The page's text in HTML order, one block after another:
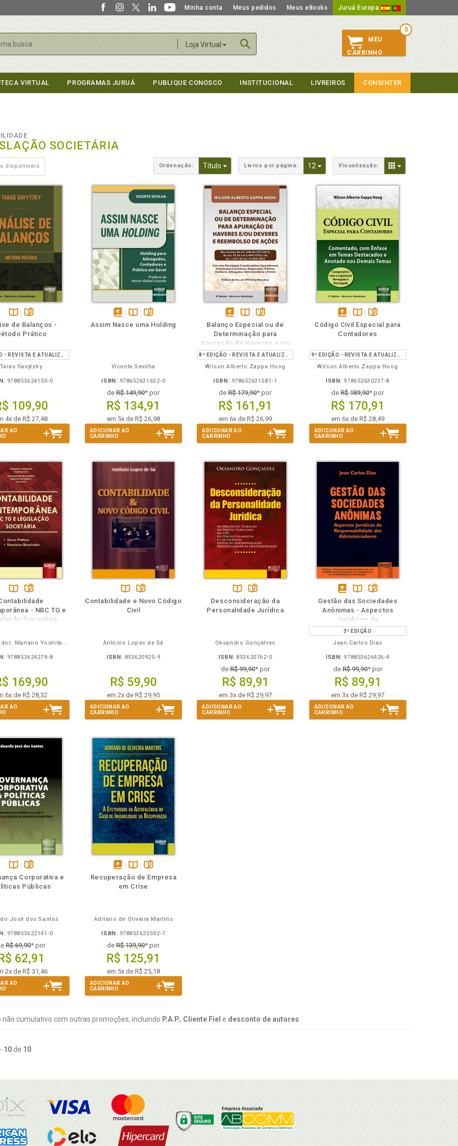
Minha conta Meus pedidos Meus eBooks Juruá Europa
Loja Virtual
0
MEU
CARRINHO
VIRTUAL PROGRAMAS JURUÁ PUBLIQUE CONOSCO INSTITUCIONAL LIVREIROS CONSINTER
SOCIETÁRIA
disponíveis Ordenação: Título Toggle Dropdown
Livros por página: 12 Toggle Dropdown
Visualização: Toggle Dropdown
Disponível
na
páginas
de Balanços -
Prático
Taras Savytzky
978853624150-0
109,90
4x de R$ 27,48
AO
disponívelDisponível
páginas
Assim Nasce uma Holding
Vicente Sevilha
ISBN: 978652631632-0
deR$ 149,90* por
R$ 134,91
em 5x de R$ 26,98
ADICIONAR AO
CARRINHO
disponível
em
eBook
Disponível
na
B.V.
páginas
Balanço Especial ou de
Determinação para
Apuração de Haveres e/ou
Deveres e Reembolso de
Ações
Wilson Alberto Zappa Hoog
ISBN: 978652631581-1
deR$ 179,90* por
R$ 161,91
em 6x de R$ 26,99
ADICIONAR AO
CARRINHO
disponível
em
Também
Disponível
na
Folheie
páginas
Código Civil Especial para
Contadores
Wilson Alberto Zappa Hoog
ISBN: 978652630237-8
deR$ 189,90* por
R$ 170,91
em 6x de R$ 28,49
ADICIONAR AO
CARRINHO
Disponível
na
B.V.
páginas
- NBC TG e
Societária
Coordenador: Mariano Yoshitake - Coautores: Luis Martins de Oliveira e Adilson de Barros
978853624279-8
169,90
6x de R$ 28,32
AO
Disponível
na
páginas
Contabilidade e Novo Código
Civil
Antônio Lopes de Sá
ISBN: 853620925-9
R$ 59,90
em 2x de R$ 29,95
ADICIONAR AO
CARRINHO
Disponível
na
páginas
Desconsideração da
Personalidade Jurídica
Oksandro Gonçalves
ISBN: 853620762-0
deR$ 99,90* por
R$ 89,91
em 3x de R$ 29,97
ADICIONAR AO
CARRINHO
disponível
em
eBook
Disponível
na
B.V.
Folheie
páginas
Gestão das Sociedades
Anônimas - Aspectos
Jurídicos da
Responsabilidade dos
Administradores
3ª EDIÇÃO
Jean Carlos Dias
ISBN: 978853626426-4
deR$ 99,90* por
R$ 89,91
em 3x de R$ 29,97
ADICIONAR AO
CARRINHO
Disponível
na
páginas
Corporativa e
Públicas
José dos Santos
978853622141-0
R$ 69,90* por
R$ 62,91
2x de R$ 31,46
AO
disponível
em
Disponível
na
páginas
Recuperação de Empresa
em Crise
Adriano de Oliveira Martins
ISBN: 978853625592-7
deR$ 139,90* por
R$ 125,91
em 5x de R$ 25,18
ADICIONAR AO
CARRINHO
não cumulativo com outras promoções, incluindo P.A.P., Cliente Fiel e desconto de autores
- 10de 10